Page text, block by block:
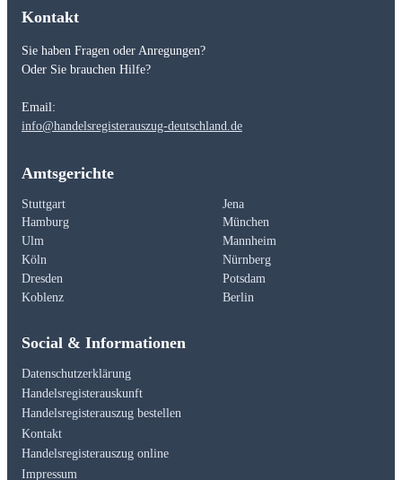
Kontakt
Sie haben Fragen oder Anregungen?
Oder Sie brauchen Hilfe?
Email:
info@handelsregisterauszug-deutschland.de
Amtsgerichte
Stuttgart
Jena
Hamburg
München
Ulm
Mannheim
Köln
Nürnberg
Dresden
Potsdam
Koblenz
Berlin
Social & Informationen
Datenschutzerklärung
Handelsregisterauskunft
Handelsregisterauszug bestellen
Kontakt
Handelsregisterauszug online
Impressum